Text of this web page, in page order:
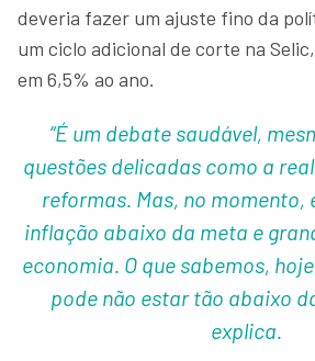
deveria fazer um ajuste fino da
um ciclo adicional de corte na
em 6,5% ao ano.
“É um debate saudável,
questões delicadas como a
reformas. Mas, no momento,
inflação abaixo da meta e
economia. O que sabemos,
pode não estar tão abaixo
explica.